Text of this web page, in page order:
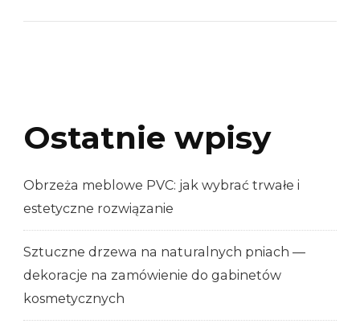
Ostatnie wpisy
Obrzeża meblowe PVC: jak wybrać trwałe i
estetyczne rozwiązanie
Sztuczne drzewa na naturalnych pniach —
dekoracje na zamówienie do gabinetów
kosmetycznych